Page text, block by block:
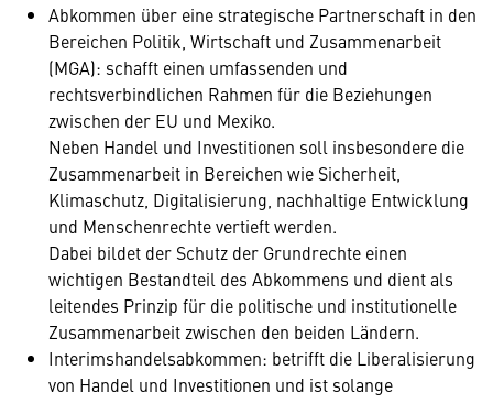
Abkommen über eine strategische Partnerschaft in den
Bereichen Politik, Wirtschaft und Zusammenarbeit
(MGA): schafft einen umfassenden und
rechtsverbindlichen Rahmen für die Beziehungen
zwischen der EU und Mexiko.
Neben Handel und Investitionen soll insbesondere die
Zusammenarbeit in Bereichen wie Sicherheit,
Klimaschutz, Digitalisierung, nachhaltige Entwicklung
und Menschenrechte vertieft werden.
Dabei bildet der Schutz der Grundrechte einen
wichtigen Bestandteil des Abkommens und dient als
leitendes Prinzip für die politische und institutionelle
Zusammenarbeit zwischen den beiden Ländern.
Interimshandelsabkommen: betrifft die Liberalisierung
von Handel und Investitionen und ist solange